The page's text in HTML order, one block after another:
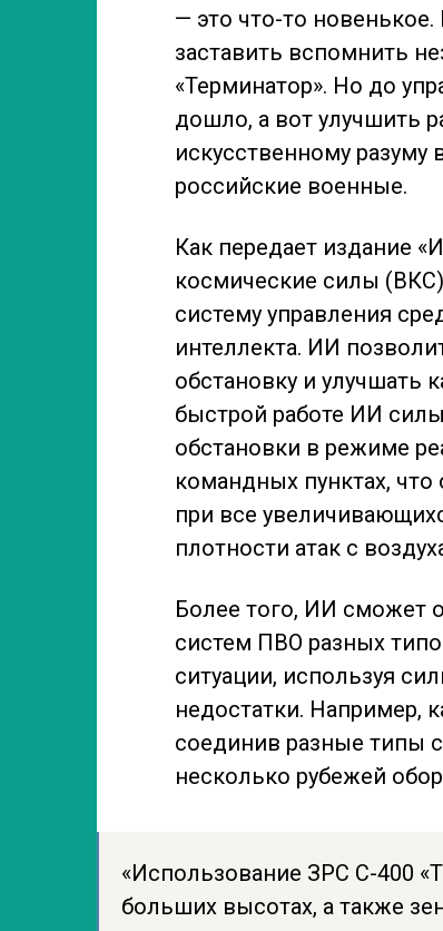
— это что-то
заставить вспомнить
«Терминатор». Но до
дошло, а вот улучшить
искусственному
российские военные.
Как передает издание
космические силы
систему управления
интеллекта. ИИ
обстановку и улучшать
быстрой работе ИИ
обстановки в режиме
командных пунктах,
при все
плотности атак с
Более того, ИИ сможет
систем ПВО разных
ситуации, используя
недостатки. Например,
соединив разные типы
несколько рубежей
«Использование ЗРС С-400
больших высотах, а также